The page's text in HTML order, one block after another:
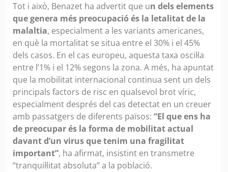
Tot i això, Benazet ha advertit que un dels elements
que genera més preocupació és la letalitat de la
malaltia, especialment a les variants americanes,
en què la mortalitat se situa entre el 30% i el 45%
dels casos. En el cas europeu, aquesta taxa oscil·la
entre l’1% i el 12% segons la zona. A més, ha apuntat
que la mobilitat internacional continua sent un dels
principals factors de risc en qualsevol brot víric,
especialment després del cas detectat en un creuer
amb passatgers de diferents països: “El que ens ha
de preocupar és la forma de mobilitat actual
davant d’un virus que tenim una fragilitat
important”, ha afirmat, insistint en transmetre
“tranquil·litat absoluta” a la població.